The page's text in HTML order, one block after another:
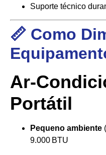
Suporte técnico
📏 Como
Ar-
Portátil
Pequeno ambiente
9.000 BTU